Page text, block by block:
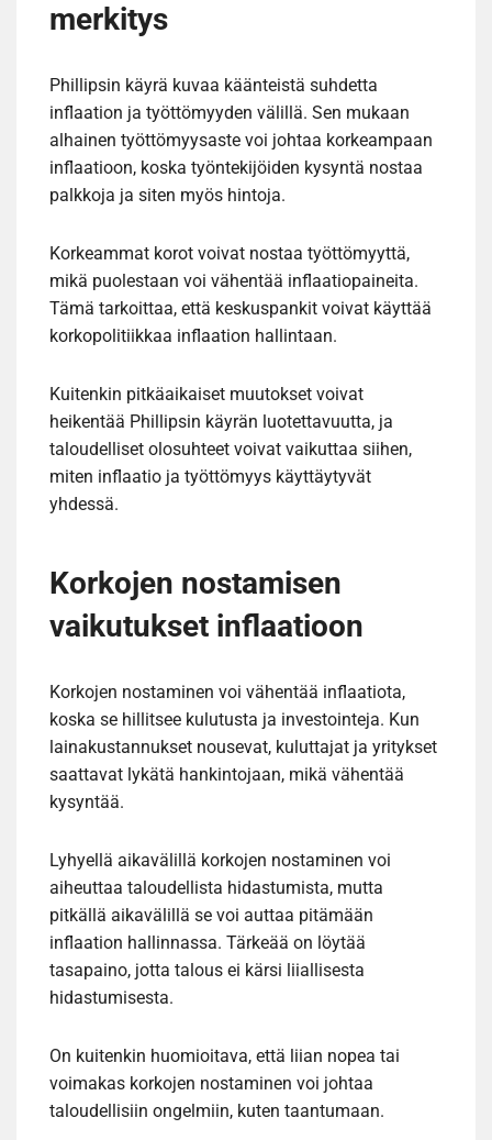
merkitys
Phillipsin käyrä kuvaa käänteistä suhdetta
inflaation ja työttömyyden välillä. Sen mukaan
alhainen työttömyysaste voi johtaa korkeampaan
inflaatioon, koska työntekijöiden kysyntä nostaa
palkkoja ja siten myös hintoja.
Korkeammat korot voivat nostaa työttömyyttä,
mikä puolestaan voi vähentää inflaatiopaineita.
Tämä tarkoittaa, että keskuspankit voivat käyttää
korkopolitiikkaa inflaation hallintaan.
Kuitenkin pitkäaikaiset muutokset voivat
heikentää Phillipsin käyrän luotettavuutta, ja
taloudelliset olosuhteet voivat vaikuttaa siihen,
miten inflaatio ja työttömyys käyttäytyvät
yhdessä.
Korkojen nostamisen
vaikutukset inflaatioon
Korkojen nostaminen voi vähentää inflaatiota,
koska se hillitsee kulutusta ja investointeja. Kun
lainakustannukset nousevat, kuluttajat ja yritykset
saattavat lykätä hankintojaan, mikä vähentää
kysyntää.
Lyhyellä aikavälillä korkojen nostaminen voi
aiheuttaa taloudellista hidastumista, mutta
pitkällä aikavälillä se voi auttaa pitämään
inflaation hallinnassa. Tärkeää on löytää
tasapaino, jotta talous ei kärsi liiallisesta
hidastumisesta.
On kuitenkin huomioitava, että liian nopea tai
voimakas korkojen nostaminen voi johtaa
taloudellisiin ongelmiin, kuten taantumaan.